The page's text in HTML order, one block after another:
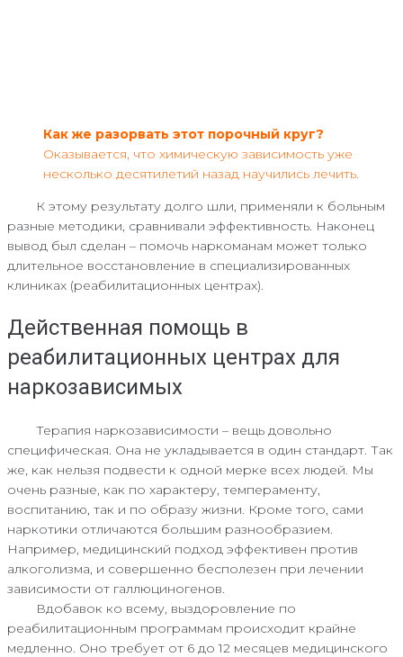
Как же разорвать этот порочный круг?
Оказывается, что химическую зависимость уже
несколько десятилетий назад научились лечить.
К этому результату долго шли, применяли к больным
разные методики, сравнивали эффективность. Наконец
вывод был сделан – помочь наркоманам может только
длительное восстановление в специализированных
клиниках (реабилитационных центрах).
Действенная помощь в
реабилитационных центрах для
наркозависимых
Терапия наркозависимости – вещь довольно
специфическая. Она не укладывается в один стандарт. Так
же, как нельзя подвести к одной мерке всех людей. Мы
очень разные, как по характеру, темпераменту,
воспитанию, так и по образу жизни. Кроме того, сами
наркотики отличаются большим разнообразием.
Например, медицинский подход эффективен против
алкоголизма, и совершенно бесполезен при лечении
зависимости от галлюциногенов.
Вдобавок ко всему, выздоровление по
реабилитационным программам происходит крайне
медленно. Оно требует от 6 до 12 месяцев медицинского